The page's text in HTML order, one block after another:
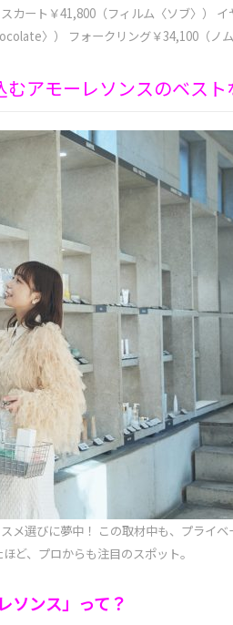
ート￥41,800（フィルム〈ソブ〉） イ
〉） フォークリング￥34,100（ノム
アモーレソンスのベスト
メ選びに夢中！ この取材中も、プライベ
ど、プロからも注目のスポット。
ソンス」って？